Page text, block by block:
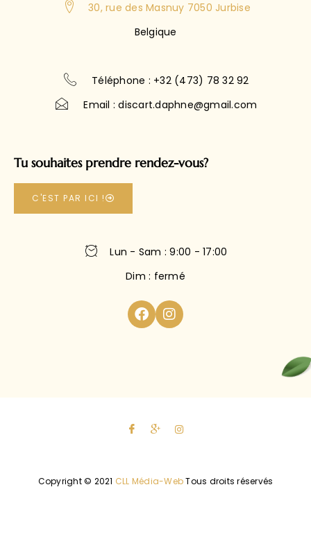
30, rue des Masnuy 7050 Jurbise
Belgique
Téléphone : +32 (473) 78 32 92
Email : discart.daphne@gmail.com
Tu souhaites prendre rendez-vous?
C'EST PAR ICI !
Lun - Sam : 9:00 - 17:00
Dim : fermé
Copyright © 2021 CLL Média-WebTous droits réservés